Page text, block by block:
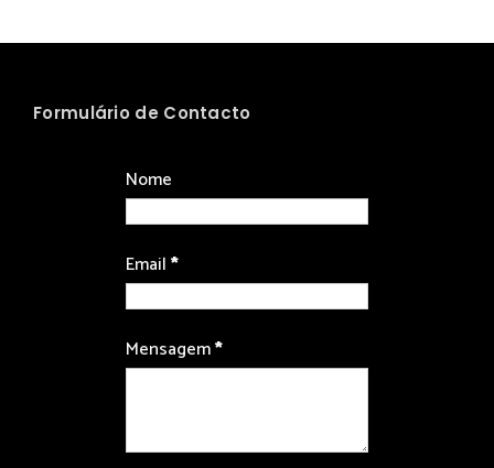
Formulário de Contacto
Nome
Email*
Mensagem*